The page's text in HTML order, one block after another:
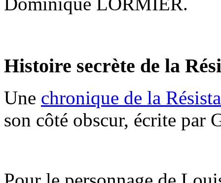
Histoire secrète de la
Une chronique de la
son côté obscur, écrite par